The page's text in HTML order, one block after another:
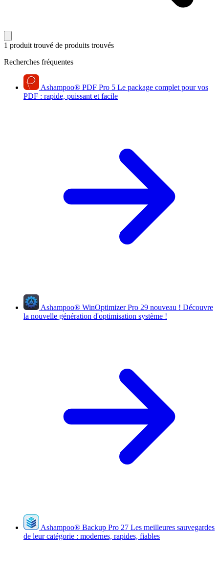
1 produit trouvé de produits trouvés
Recherches fréquentes
Ashampoo® PDF Pro 5 Le package complet pour vos
PDF : rapide, puissant et facile
Ashampoo® WinOptimizer Pro 29 nouveau ! Découvre
la nouvelle génération d'optimisation système !
Ashampoo® Backup Pro 27 Les meilleures sauvegardes
de leur catégorie : modernes, rapides, fiables